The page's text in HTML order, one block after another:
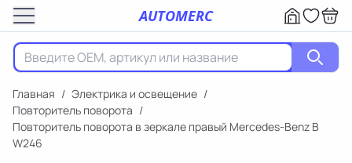
AUTOMERC
Главная / Электрика и освещение /
Повторитель поворота /
Повторитель поворота в зеркале правый Mercedes-Benz B
W246